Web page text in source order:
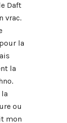
Daft
vrac.
la
la
ou
mon